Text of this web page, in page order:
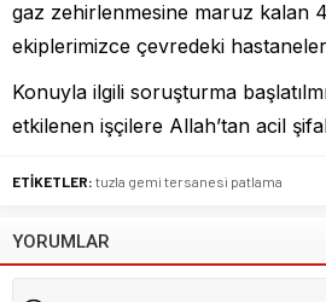
gaz zehirlenmesine maruz kalan
ekiplerimizce çevredeki
Konuyla ilgili soruşturma
etkilenen işçilere Allah’tan acil
ETİKETLER: tuzla gemi tersanesi patlama
YORUMLAR